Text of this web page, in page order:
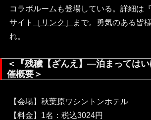
コラボルームも登場している。詳細は
サイト
［リンク］
まで。勇気のある皆
れ。
＜『残穢【ざんえ】―泊まっては
催概要＞
【会場】秋葉原ワシントンホテル
【料金】1名：税込3024円